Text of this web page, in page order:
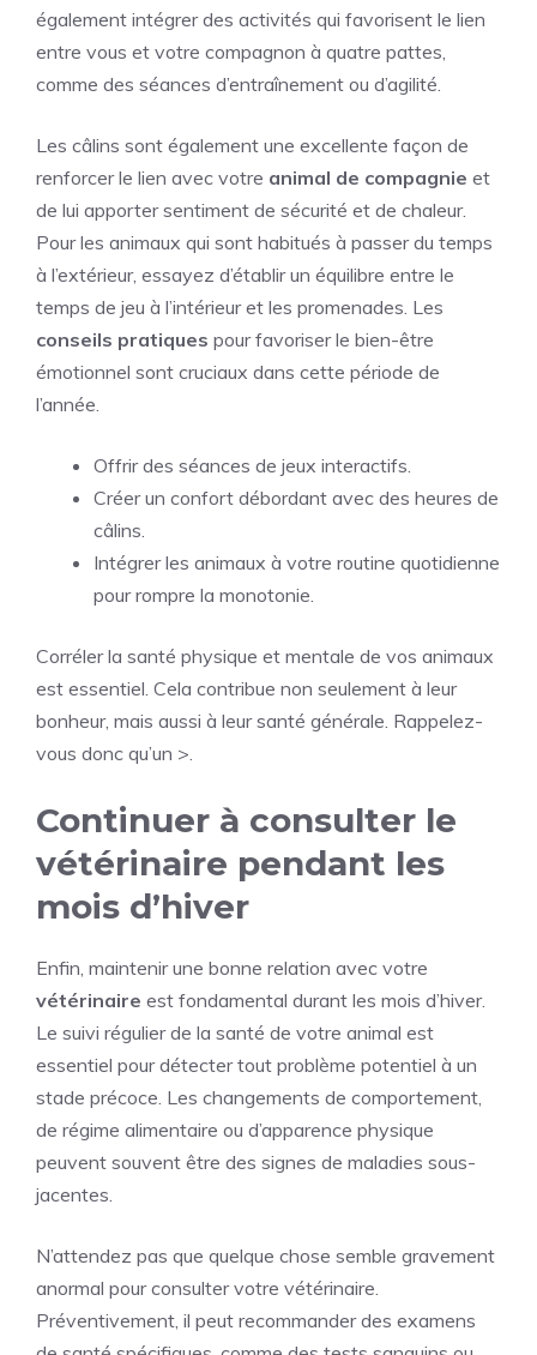
également intégrer des activités qui favorisent le lien
entre vous et votre compagnon à quatre pattes,
comme des séances d’entraînement ou d’agilité.
Les câlins sont également une excellente façon de
renforcer le lien avec votre animal de compagnie et
de lui apporter sentiment de sécurité et de chaleur.
Pour les animaux qui sont habitués à passer du temps
à l’extérieur, essayez d’établir un équilibre entre le
temps de jeu à l’intérieur et les promenades. Les
conseils pratiques pour favoriser le bien-être
émotionnel sont cruciaux dans cette période de
l’année.
Offrir des séances de jeux interactifs.
Créer un confort débordant avec des heures de
câlins.
Intégrer les animaux à votre routine quotidienne
pour rompre la monotonie.
Corréler la santé physique et mentale de vos animaux
est essentiel. Cela contribue non seulement à leur
bonheur, mais aussi à leur santé générale. Rappelez-
vous donc qu’un >.
Continuer à consulter le
vétérinaire pendant les
mois d’hiver
Enfin, maintenir une bonne relation avec votre
vétérinaire est fondamental durant les mois d’hiver.
Le suivi régulier de la santé de votre animal est
essentiel pour détecter tout problème potentiel à un
stade précoce. Les changements de comportement,
de régime alimentaire ou d’apparence physique
peuvent souvent être des signes de maladies sous-
jacentes.
N’attendez pas que quelque chose semble gravement
anormal pour consulter votre vétérinaire.
Préventivement, il peut recommander des examens